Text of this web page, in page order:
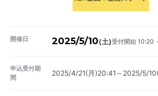
開催日 2025/5/10(土)受付開始 10:20
申込受付期
間
2025/4/21(月)20:41～2025/5/